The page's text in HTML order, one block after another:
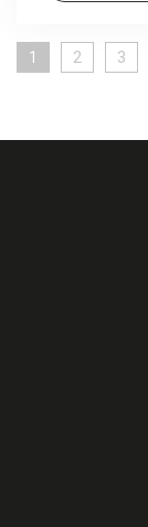
1 2 3